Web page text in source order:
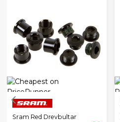
Sram Red Drevbultar